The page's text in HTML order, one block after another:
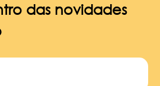
das novidades